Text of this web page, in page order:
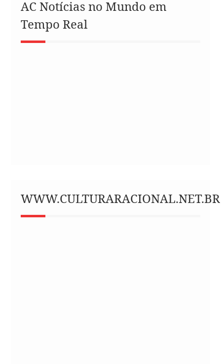
AC Notícias no Mundo em
Tempo Real
WWW.CULTURARACIONAL.NET.BR